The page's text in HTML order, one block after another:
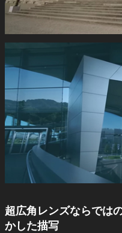
超広角レンズならでは
かした描写